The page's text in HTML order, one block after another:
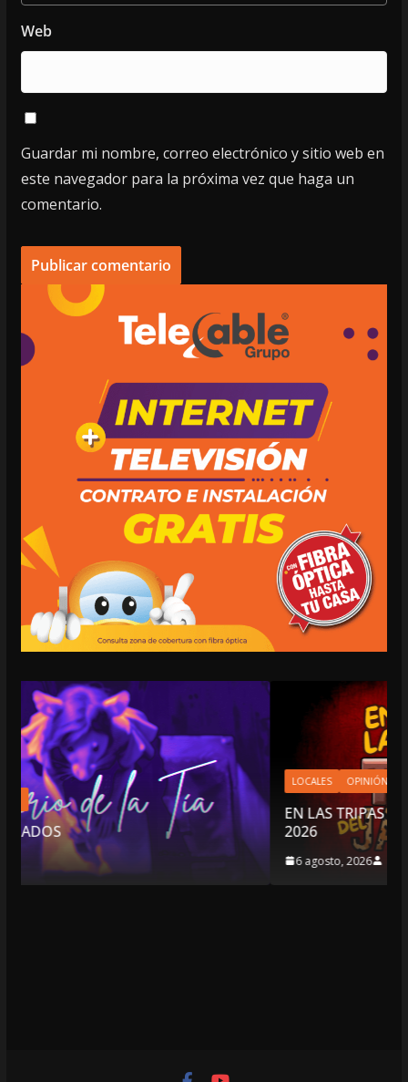
Web
Guardar mi nombre, correo electrónico y sitio web en
este navegador para la próxima vez que haga un
comentario.
LOCALES OPINIÓN
EN LAS TRIPAS DEL JAGUAR: 06 DE AGOSTO DE
2026
6 agosto, 2026